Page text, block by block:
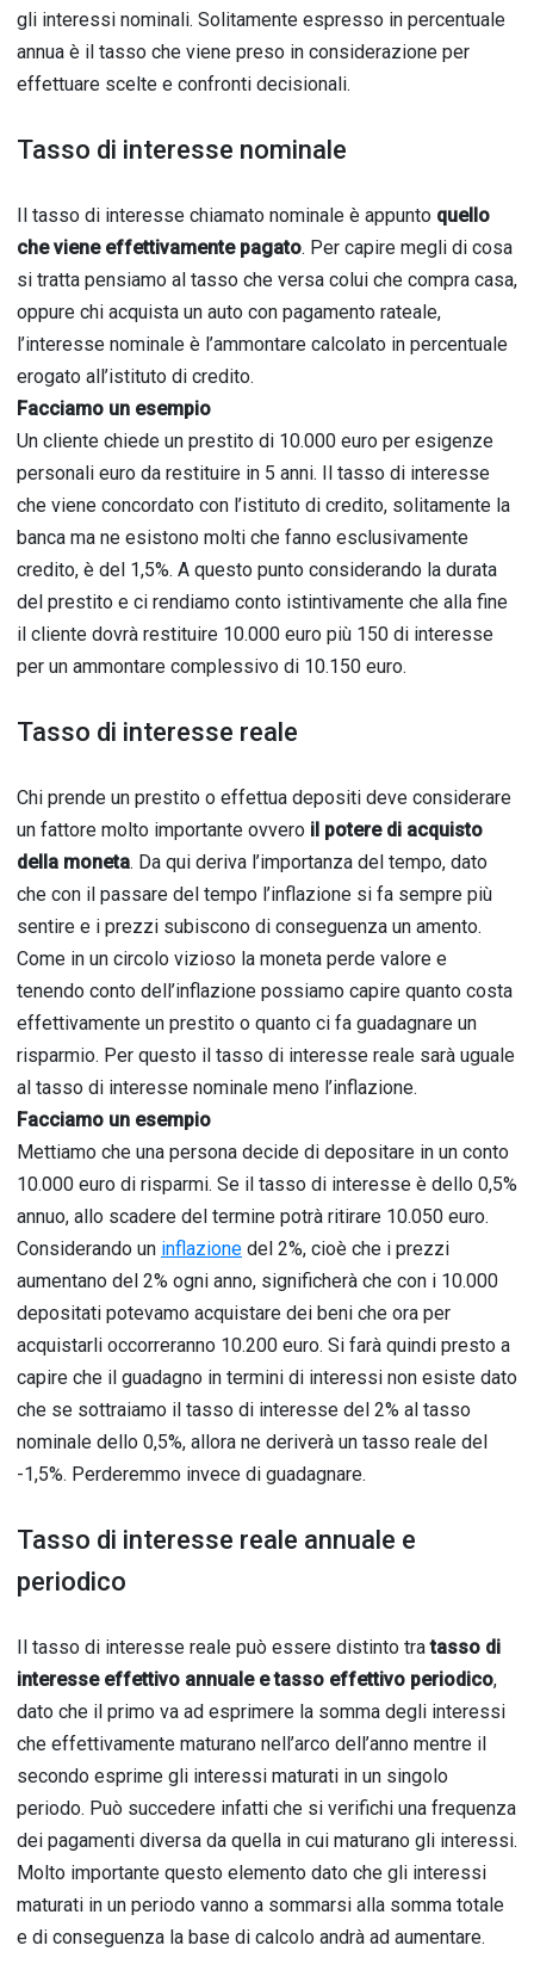
gli interessi nominali. Solitamente espresso in percentuale
annua è il tasso che viene preso in considerazione per
effettuare scelte e confronti decisionali.
Tasso di interesse nominale
Il tasso di interesse chiamato nominale è appunto quello
che viene effettivamente pagato. Per capire megli di cosa
si tratta pensiamo al tasso che versa colui che compra casa,
oppure chi acquista un auto con pagamento rateale,
l’interesse nominale è l’ammontare calcolato in percentuale
erogato all’istituto di credito.
Facciamo un esempio
Un cliente chiede un prestito di 10.000 euro per esigenze
personali euro da restituire in 5 anni. Il tasso di interesse
che viene concordato con l’istituto di credito, solitamente la
banca ma ne esistono molti che fanno esclusivamente
credito, è del 1,5%. A questo punto considerando la durata
del prestito e ci rendiamo conto istintivamente che alla fine
il cliente dovrà restituire 10.000 euro più 150 di interesse
per un ammontare complessivo di 10.150 euro.
Tasso di interesse reale
Chi prende un prestito o effettua depositi deve considerare
un fattore molto importante ovvero il potere di acquisto
della moneta. Da qui deriva l’importanza del tempo, dato
che con il passare del tempo l’inflazione si fa sempre più
sentire e i prezzi subiscono di conseguenza un amento.
Come in un circolo vizioso la moneta perde valore e
tenendo conto dell’inflazione possiamo capire quanto costa
effettivamente un prestito o quanto ci fa guadagnare un
risparmio. Per questo il tasso di interesse reale sarà uguale
al tasso di interesse nominale meno l’inflazione.
Facciamo un esempio
Mettiamo che una persona decide di depositare in un conto
10.000 euro di risparmi. Se il tasso di interesse è dello 0,5%
annuo, allo scadere del termine potrà ritirare 10.050 euro.
Considerando un inflazione del 2%, cioè che i prezzi
aumentano del 2% ogni anno, significherà che con i 10.000
depositati potevamo acquistare dei beni che ora per
acquistarli occorreranno 10.200 euro. Si farà quindi presto a
capire che il guadagno in termini di interessi non esiste dato
che se sottraiamo il tasso di interesse del 2% al tasso
nominale dello 0,5%, allora ne deriverà un tasso reale del
-1,5%. Perderemmo invece di guadagnare.
Tasso di interesse reale annuale e
periodico
Il tasso di interesse reale può essere distinto tratasso di
interesse effettivo annuale e tasso effettivo periodico,
dato che il primo va ad esprimere la somma degli interessi
che effettivamente maturano nell’arco dell’anno mentre il
secondo esprime gli interessi maturati in un singolo
periodo. Può succedere infatti che si verifichi una frequenza
dei pagamenti diversa da quella in cui maturano gli interessi.
Molto importante questo elemento dato che gli interessi
maturati in un periodo vanno a sommarsi alla somma totale
e di conseguenza la base di calcolo andrà ad aumentare.